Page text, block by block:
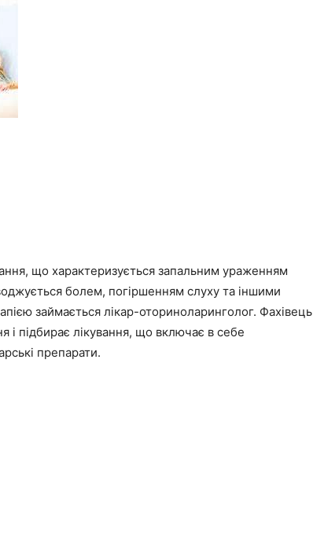
що характеризується запальним ураженням
болем, погіршенням слуху та іншими
займається лікар-оториноларинголог. Фахівець
підбирає лікування, що включає в себе
препарати.